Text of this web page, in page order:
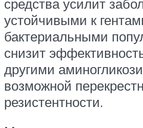
средства усилит
устойчивыми к
бактериальными
снизит
другими
возможной
резистентности.